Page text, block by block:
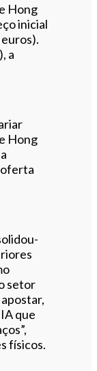
Hong
inicial
a
Hong
oferta
setor
que
físicos.